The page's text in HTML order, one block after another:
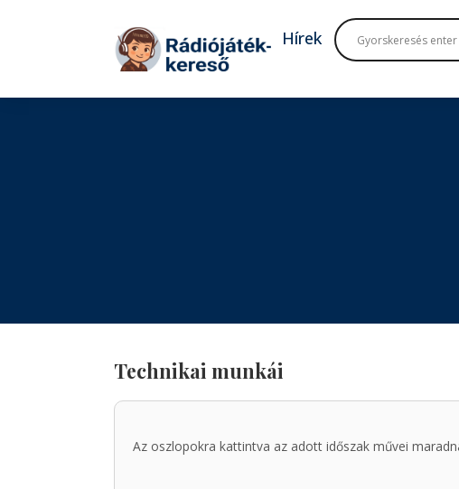
Tovább a tartalomhoz
Hírek
Technikai munkái
Az oszlopokra kattintva az adott időszak művei